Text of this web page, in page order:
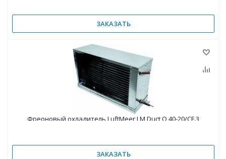
ЗАКАЗАТЬ
Фреоновый охладитель LuftMeer LM Duct Q 40-20/CF.3
ЗАКАЗАТЬ